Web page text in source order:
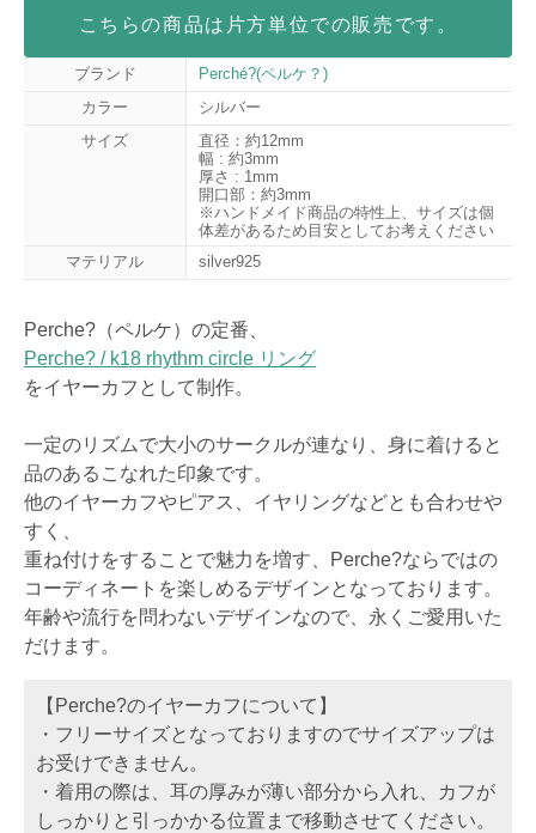
こちらの商品は片方単位での販売です。
ブランド
Perché?(ペルケ？)
カラー
シルバー
サイズ
直径：約12mm
幅 : 約3mm
厚さ : 1mm
開口部：約3mm
※ハンドメイド商品の特性上、サイズは個
体差があるため目安としてお考えください
マテリアル
silver925
Perche?（ペルケ）の定番、
Perche? / k18 rhythm circle リング
をイヤーカフとして制作。
一定のリズムで大小のサークルが連なり、身に着けると
品のあるこなれた印象です。
他のイヤーカフやピアス、イヤリングなどとも合わせや
すく、
重ね付けをすることで魅力を増す、Perche?ならではの
コーディネートを楽しめるデザインとなっております。
年齢や流行を問わないデザインなので、永くご愛用いた
だけます。
【Perche?のイヤーカフについて】
・フリーサイズとなっておりますのでサイズアップは
お受けできません。
・着用の際は、耳の厚みが薄い部分から入れ、カフが
しっかりと引っかかる位置まで移動させてください。